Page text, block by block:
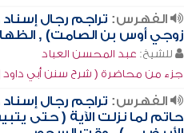
الفهرس: تراجم رجال
زوجي أوس بن الصامت) ,
للشيخ: عبد المحسن العباد
جزء من محاضرة ( شرح سنن أبي داود
الفهرس: تراجم رجال
حاتم لما نزلت الآية ( حتى